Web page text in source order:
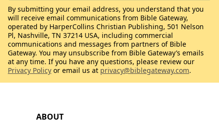
ABOUT
By submitting your email address, you understand that you
will receive email communications from Bible Gateway,
operated by HarperCollins Christian Publishing, 501 Nelson
Pl, Nashville, TN 37214 USA, including commercial
communications and messages from partners of Bible
Gateway. You may unsubscribe from Bible Gateway’s emails
at any time. If you have any questions, please review our
Privacy Policy or email us at privacy@biblegateway.com.